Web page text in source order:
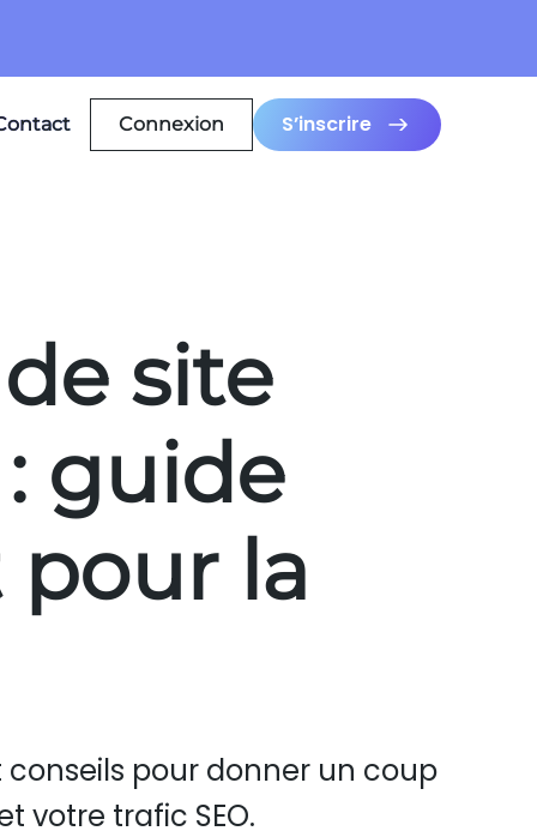
Connexion S’inscrire
site
guide
la
pour donner un coup
votre trafic SEO.